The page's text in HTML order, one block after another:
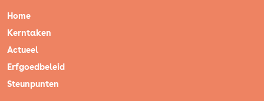
Home
Kerntaken
Actueel
Erfgoedbeleid
Steunpunten